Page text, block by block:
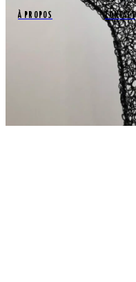
CONTACT
À PROPOS